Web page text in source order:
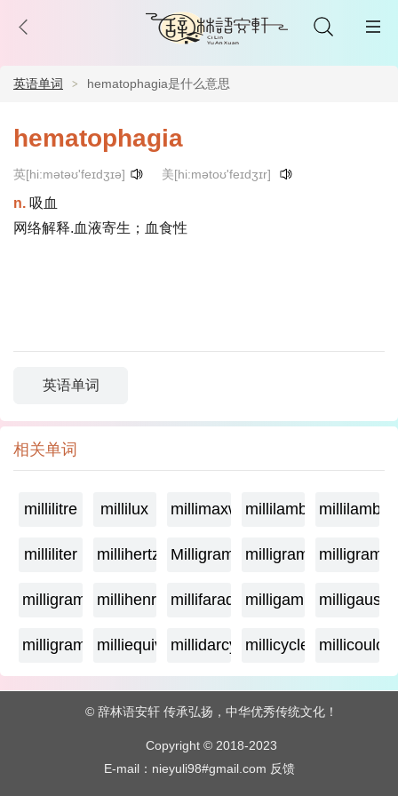
英语单词 hematophagia是什么意思
hematophagia
英[hi:mətəʊ'feɪdʒɪə] 美[hi:mətoʊ'feɪdʒɪr]
n. 吸血
网络解释.血液寄生；血食性
英语单词
相关单词
millilitre millilux millimaxwellmillilambda
milliliter millihertz Milligramagemilligrame
milligrammemillihenry millifarad milligammamilligauss
milligram milliequivalentmillidarcy millicycle
© 辞林语安轩 传承弘扬，中华优秀传统文化！
Copyright © 2018-2023
E-mail：nieyuli98#gmail.com 反馈